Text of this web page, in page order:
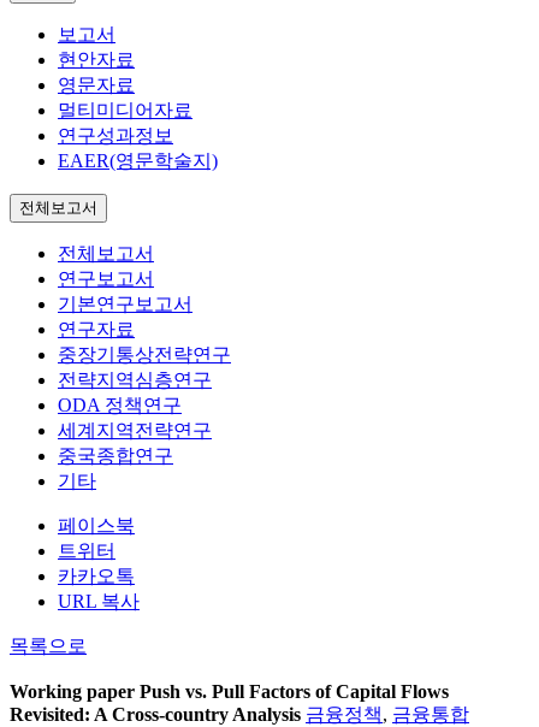
보고서
현안자료
영문자료
멀티미디어자료
연구성과정보
EAER(영문학술지)
전체보고서
전체보고서
연구보고서
기본연구보고서
연구자료
중장기통상전략연구
전략지역심층연구
ODA 정책연구
세계지역전략연구
중국종합연구
기타
페이스북
트위터
카카오톡
URL 복사
목록으로
Working paper Push vs. Pull Factors of Capital Flows
Revisited: A Cross-country Analysis 금융정책, 금융통합